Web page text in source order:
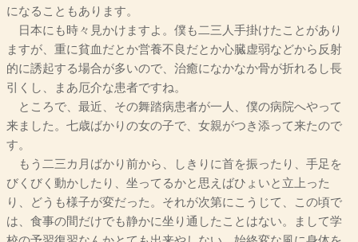
になることもあります。
日本にも時々見かけますよ。僕も二三人手掛けたことがあり
ますが、重に貧血だとか営養不良だとか心臓虚弱などから反射
的に誘起する場合が多いので、治癒になかなか骨が折れるし長
引くし、まあ厄介な患者ですね。
ところで、最近、その舞踏病患者が一人、僕の病院へやって
来ました。七歳ばかりの女の子で、女親がつき添って来たので
す。
もう二三カ月ばかり前から、しきりに首を振ったり、手足を
びくびく動かしたり、坐ってるかと思えばひょいと立上った
り、どうも様子が変だった。それが次第にこうじて、この頃で
は、食事の間だけでも静かに坐り通したことはない。まして学